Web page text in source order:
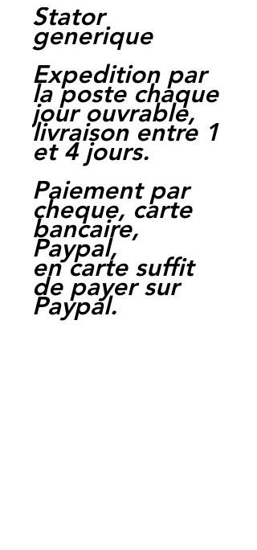
Stator
generique
Expedition par
la poste chaque
jour ouvrable,
livraison entre 1
et 4 jours.
Paiement par
cheque, carte
bancaire,
Paypal,
en carte suffit
de payer sur
Paypal.